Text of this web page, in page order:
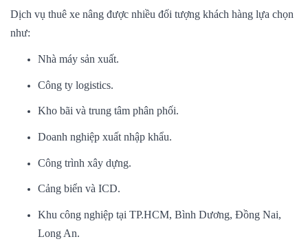
Dịch vụ thuê xe nâng được nhiều đối tượng khách hàng lựa chọn
như:
Nhà máy sản xuất.
Công ty logistics.
Kho bãi và trung tâm phân phối.
Doanh nghiệp xuất nhập khẩu.
Công trình xây dựng.
Cảng biển và ICD.
Khu công nghiệp tại TP.HCM, Bình Dương, Đồng Nai,
Long An.